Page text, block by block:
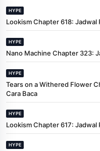
HYPE
Lookism Chapter 618: Jadwal
HYPE
Nano Machine Chapter 323:
HYPE
Tears on a Withered Flower
Cara Baca
HYPE
Lookism Chapter 617: Jadwal
HYPE